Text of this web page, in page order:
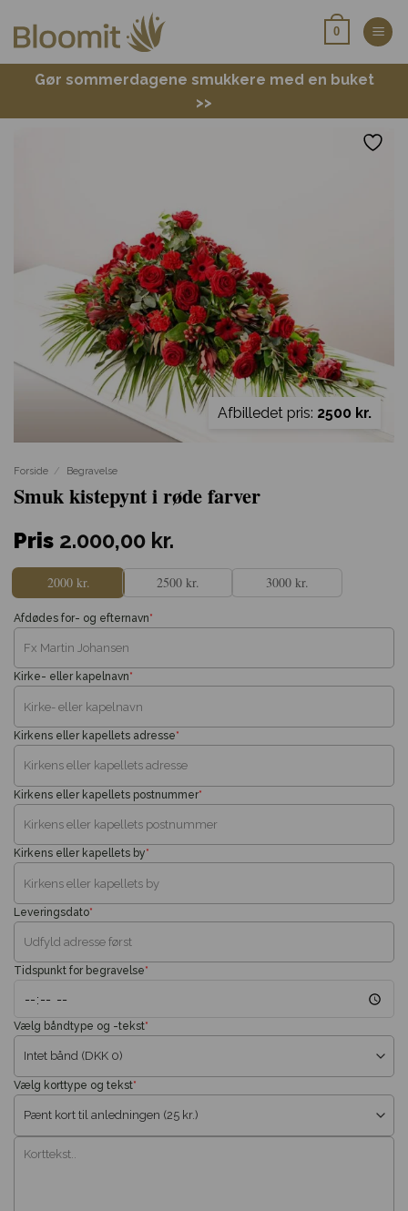
0
Gør sommerdagene smukkere med en buket
>>
Afbilledet pris: 2500 kr.
Forside / Begravelse
Smuk kistepynt i røde farver
Pris 2.000,00 kr.
2000 kr. 2500 kr. 3000 kr.
*
Afdødes for- og efternavn
*
Kirke- eller kapelnavn
*
Kirkens eller kapellets adresse
*
Kirkens eller kapellets postnummer
*
Kirkens eller kapellets by
*
Leveringsdato
*
Tidspunkt for begravelse
*
Vælg båndtype og -tekst
*
Vælg korttype og tekst